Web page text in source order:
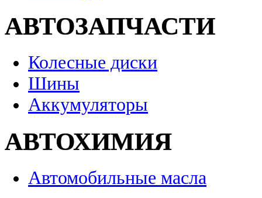
АВТОЗАПЧАСТИ
Колесные диски
Шины
Аккумуляторы
АВТОХИМИЯ
Автомобильные масла